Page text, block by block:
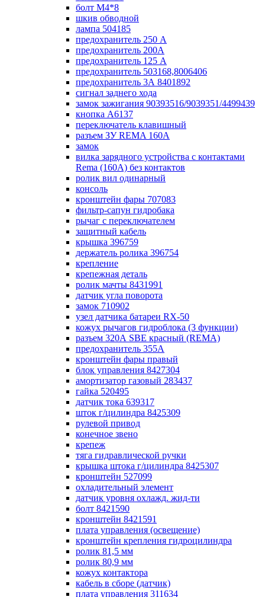
болт М4*8
шкив обводной
лампа 504185
предохранитель 250 А
предохранитель 200А
предохранитель 125 А
предохранитель 503168,8006406
предохранитель 3А 8401892
сигнал заднего хода
замок зажигания 90393516/9039351/4499439
кнопка А6137
переключатель клавишный
разъем ЗУ REMA 160А
замок
вилка зарядного устройства с контактами
Rema (160А) без контактов
ролик вил одинарный
консоль
кронштейн фары 707083
фильтр-сапун гидробака
рычаг с переключателем
защитный кабель
крышка 396759
держатель ролика 396754
крепление
крепежная деталь
ролик мачты 8431991
датчик угла поворота
замок 710902
узел датчика батареи RX-50
кожух рычагов гидроблока (3 функции)
разъем 320А SBE красный (REMA)
предохранитель 355А
кронштейн фары правый
блок управления 8427304
амортизатор газовый 283437
гайка 520495
датчик тока 639317
шток г/цилиндра 8425309
рулевой привод
конечное звено
крепеж
тяга гидравлической ручки
крышка штока г/цилиндра 8425307
кронштейн 527099
охладительный элемент
датчик уровня охлажд. жид-ти
болт 8421590
кронштейн 8421591
плата управления (освещение)
кронштейн крепления гидроцилиндра
ролик 81,5 мм
ролик 80,9 мм
кожух контактора
кабель в сборе (датчик)
плата управления 311634